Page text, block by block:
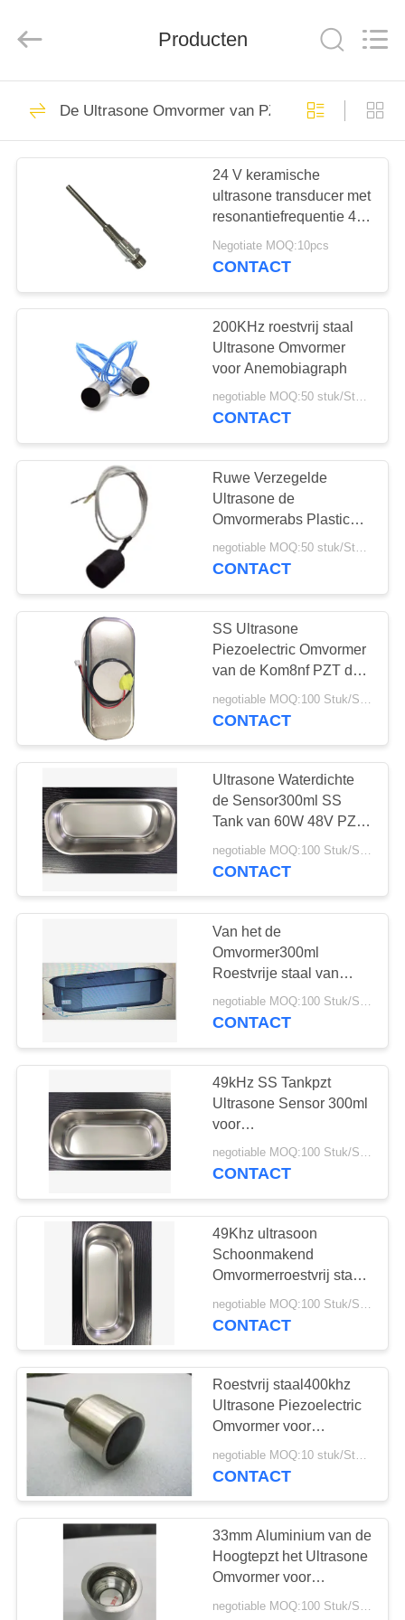
HUIS
PRODUCTEN
ONGEVEER
FABRIEKSREIS
KWALITEITSCONTROLE
CONTACTEER
ONS
VERZOEK
OM EEN
CITAAT
SITEMAP
PRIVACY
POLICY
Technology
De Ultrasone
Omvormer van PZT
Medische Ultrasone
Omvormer
41
ultrasone
schoonmakende
omvormer
Ultrasone
Niveausensor
28
PZT-Poeder
Piezo Ring
27
Piezoelectric Schijf
Piezoelectric Buis
23
Producten
De Ultrasone Omvormer van PZT
24 V keramische
ultrasone transducer met
resonantiefrequentie 40
KHz
Negotiate MOQ:10pcs
CONTACT
200KHz roestvrij staal
Ultrasone Omvormer
voor Anemobiagraph
negotiable MOQ:50 stuk/Stukken
CONTACT
Ruwe Verzegelde
Ultrasone de
Omvormerabs Plastic
400PF van PZT voor
Anemometer
negotiable MOQ:50 stuk/Stukken
CONTACT
SS Ultrasone
Piezoelectric Omvormer
van de Kom8nf PZT de
Ultrasone Omvormer
60W
CONTACT
Ultrasone Waterdichte
de Sensor300ml SS
Tank van 60W 48V PZT
voor PCB-Raad
negotiable MOQ:100 Stuk/Stukken
CONTACT
Van het de
Omvormer300ml
Roestvrije staal van
ISO9001 49Khz PZT de
Ultrasone Ultrasone
negotiable MOQ:100 Stuk/Stukken
CONTACT
49kHz SS Tankpzt
Ultrasone Sensor 300ml
voor
Tatoegeringsnaalden
negotiable MOQ:100 Stuk/Stukken
CONTACT
49Khz ultrasoon
Schoonmakend
Omvormerroestvrij staal
Kom Diepgetrokken
ISO9001
CONTACT
Roestvrij staal400khz
Ultrasone Piezoelectric
Omvormer voor
Onderwaterdiepte
negotiable MOQ:10 stuk/Stukken
CONTACT
33mm Aluminium van de
Hoogtepzt het Ultrasone
Omvormer voor
Schoonheidshoofd
negotiable MOQ:100 Stuk/Stukken